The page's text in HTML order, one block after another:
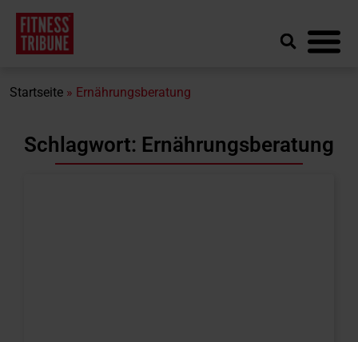
Startseite » Ernährungsberatung
Schlagwort: Ernährungsberatung